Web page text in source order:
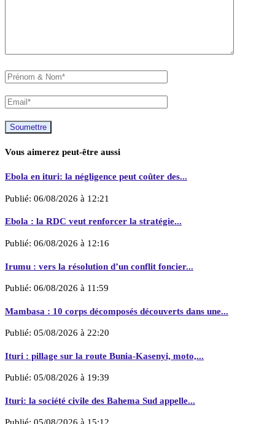
Vous aimerez peut-être aussi
Ebola en ituri: la négligence peut coûter des...
Publié: 06/08/2026 à 12:21
Ebola : la RDC veut renforcer la stratégie...
Publié: 06/08/2026 à 12:16
Irumu : vers la résolution d’un conflit foncier...
Publié: 06/08/2026 à 11:59
Mambasa : 10 corps décomposés découverts dans une...
Publié: 05/08/2026 à 22:20
Ituri : pillage sur la route Bunia-Kasenyi, moto,...
Publié: 05/08/2026 à 19:39
Ituri: la société civile des Bahema Sud appelle...